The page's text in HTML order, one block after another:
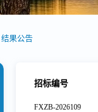
结果公告
招标编号
FXZB-2026109